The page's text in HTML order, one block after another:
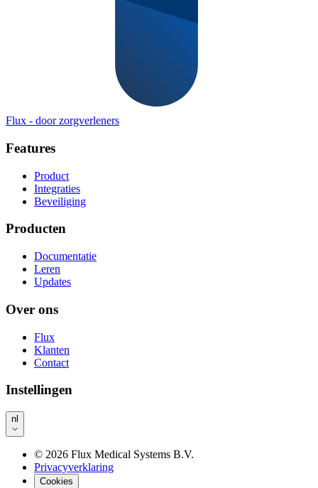
Flux - door zorgverleners
Features
Product
Integraties
Beveiliging
Producten
Documentatie
Leren
Updates
Over ons
Flux
Klanten
Contact
Instellingen
nl
© 2026 Flux Medical Systems B.V.
Privacyverklaring
Cookies